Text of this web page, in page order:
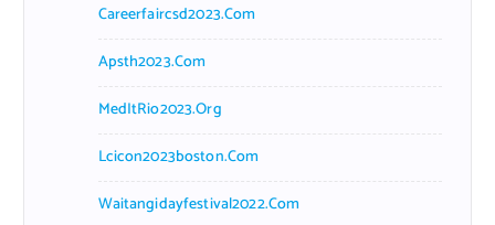
Careerfaircsd2023.com
Apsth2023.com
MedItRio2023.org
Lcicon2023boston.com
Waitangidayfestival2022.com